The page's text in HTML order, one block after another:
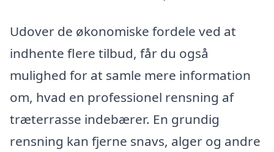
Udover de økonomiske fordele ved at
indhente flere tilbud, får du også
mulighed for at samle mere information
om, hvad en professionel rensning af
træterrasse indebærer. En grundig
rensning kan fjerne snavs, alger og andre